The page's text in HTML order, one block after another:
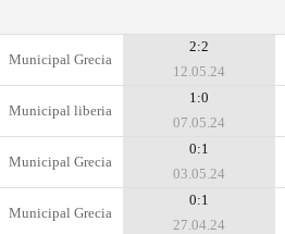
Municipal Grecia
2:2
12.05.24
Municipal liberia
1:0
07.05.24
Municipal Grecia
0:1
03.05.24
Municipal Grecia
0:1
27.04.24